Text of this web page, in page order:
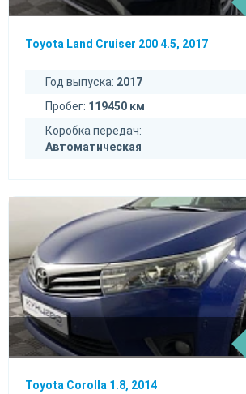
Toyota Land Cruiser 200 4.5, 2017
Год выпуска: 2017
Пробег: 119450 км
Коробка передач:
Автоматическая
Toyota Corolla 1.8, 2014